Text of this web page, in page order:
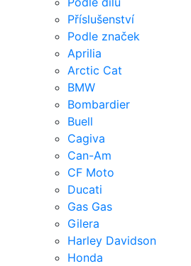
Příslušenství
Podle značek
Aprilia
Arctic Cat
BMW
Bombardier
Buell
Cagiva
Can-Am
CF Moto
Ducati
Gas Gas
Gilera
Harley Davidson
Honda